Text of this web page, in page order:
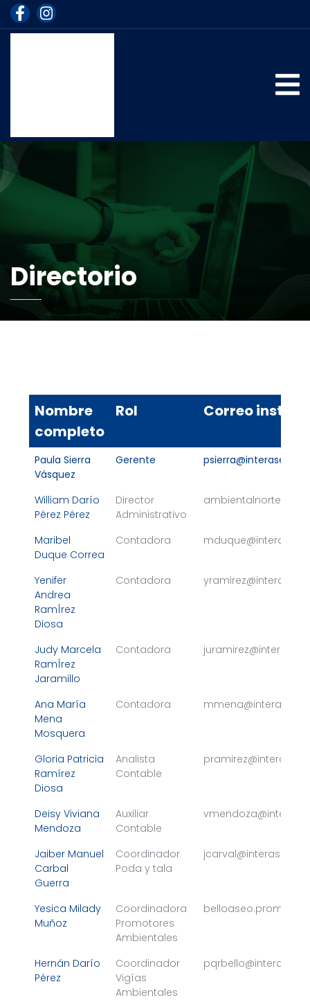
Directorio
Nombre
completo
Rol Correo
Paula Sierra
Vásquez
Gerente
William Darío
Pérez Pérez
Director
Administrativo
Maribel
Duque Correa
Contadora
Yenifer
Andrea
RamÍrez
Diosa
Contadora
Judy Marcela
RamÍrez
Jaramillo
Contadora
Ana María
Mena
Mosquera
Contadora
Gloria Patricia
Ramírez
Diosa
Analista
Contable
Deisy Viviana
Mendoza
Auxiliar
Contable
Jaiber Manuel
Carbal
Guerra
Coordinador
Poda y tala
Yesica Milady
Muñoz
Coordinadora
Promotores
Ambientales
Hernán Darío
Pérez
Coordinador
Vigías
Ambientales